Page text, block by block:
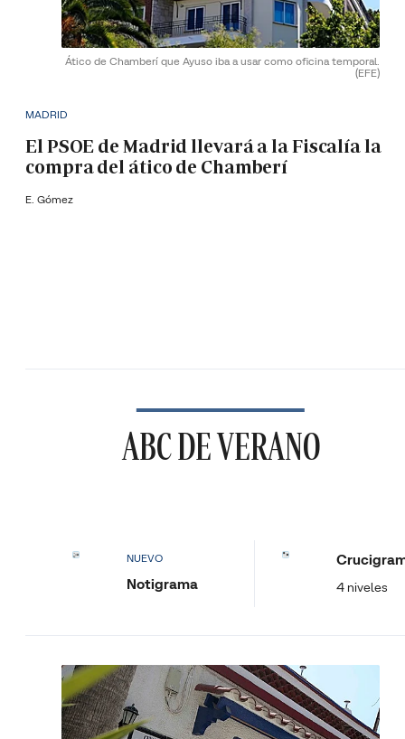
Ático de Chamberí que Ayuso iba a usar como oficina temporal.
(EFE)
MADRID
El PSOE de Madrid llevará a la Fiscalía la
compra del ático de Chamberí
E. Gómez
ABC DE VERANO
NUEVO
Notigrama 4 niveles